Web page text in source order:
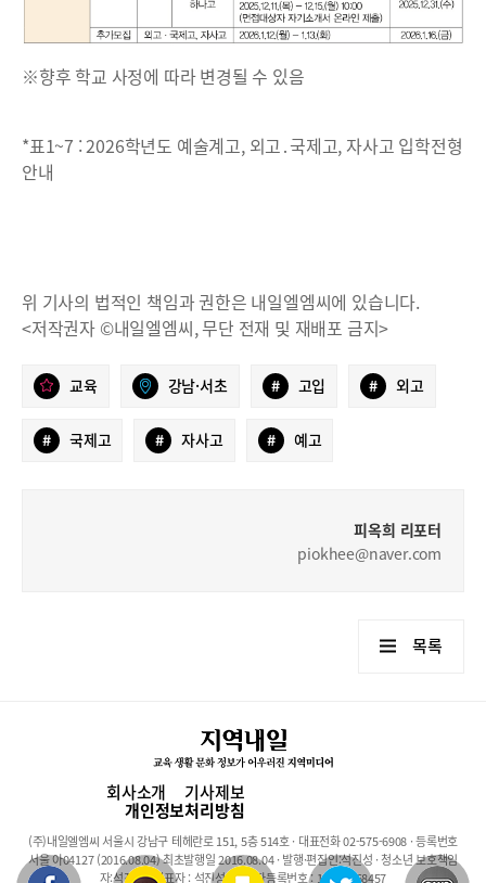
※향후 학교 사정에 따라 변경될 수 있음
*표1~7 : 2026학년도 예술계고, 외고․국제고, 자사고 입학전형
안내
위 기사의 법적인 책임과 권한은 내일엘엠씨에 있습니다.
<저작권자 ©내일엘엠씨, 무단 전재 및 재배포 금지>
교육 강남·서초 # 고입 # 외고
# 국제고 # 자사고 # 예고
피옥희 리포터
piokhee@naver.com
목록
회사소개 기사제보
개인정보처리방침
(주)내일엘엠씨 서울시 강남구 테헤란로 151, 5층 514호 · 대표전화 02-575-6908 · 등록번호
서울 아04127 (2016.08.04) 최초발행일 2016.08.04 · 발행·편집인:석진성 · 청소년 보호책임
자:석진성 · 대표자 : 석진성 · 사업자등록번호 : 101-86-68457